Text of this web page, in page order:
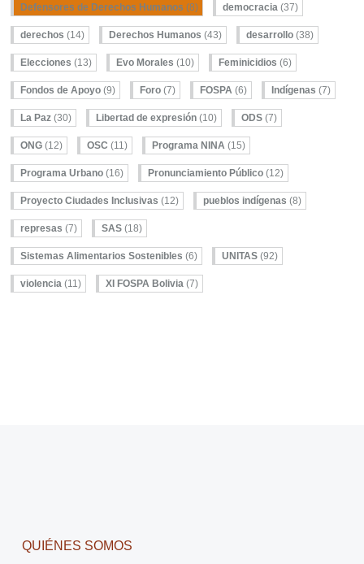
Defensores de Derechos Humanos (8) democracia (37)
derechos (14) Derechos Humanos (43) desarrollo (38)
Elecciones (13) Evo Morales (10) Feminicidios (6)
Fondos de Apoyo (9) Foro (7) FOSPA (6) Indígenas (7)
La Paz (30) Libertad de expresión (10) ODS (7)
ONG (12) OSC (11) Programa NINA (15)
Programa Urbano (16) Pronunciamiento Público (12)
Proyecto Ciudades Inclusivas (12) pueblos indígenas (8)
represas (7) SAS (18)
Sistemas Alimentarios Sostenibles (6) UNITAS (92)
violencia (11) XI FOSPA Bolivia (7)
QUIÉNES SOMOS